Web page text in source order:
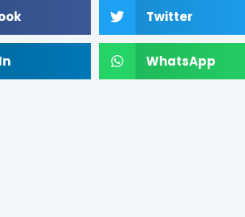
Twitter
WhatsApp